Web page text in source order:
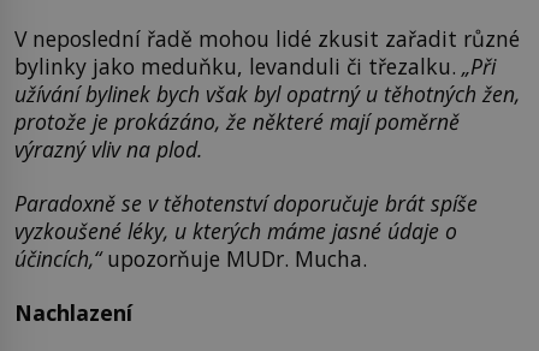
V neposlední řadě mohou lidé zkusit zařadit různé
bylinky jako meduňku, levanduli či třezalku. „Při
užívání bylinek bych však byl opatrný u těhotných žen,
protože je prokázáno, že některé mají poměrně
výrazný vliv na plod.
Paradoxně se v těhotenství doporučuje brát spíše
vyzkoušené léky, u kterých máme jasné údaje o
účincích,“upozorňuje MUDr. Mucha.
Nachlazení